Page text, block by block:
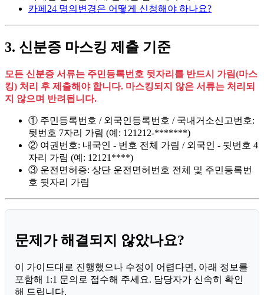
카페24 명의변경은 어떻게 신청해야 하나요?
3. 신분증 마스킹 제출 기준
모든 신분증 서류는 주민등록번호 뒷자리를 반드시 가림(마스
킹) 처리 후 제출해야 합니다. 마스킹되지 않은 서류는 처리되
지 않으며 반려됩니다.
① 주민등록번호 / 외국인등록번호 / 국내거소신고번호:
뒷번호 7자리 가림 (예: 121212-*******)
② 여권번호: 내국인 - 번호 전체 가림 / 외국인 - 뒷번호 4
자리 가림 (예: 12121****)
③ 운전면허증: 상단 운전면허번호 전체 및 주민등록번
호 뒷자리 가림
문제가 해결되지 않았나요?
이 가이드대로 진행했으나 수정이 어렵다면, 아래 정보를
포함해 1:1 문의로 접수해 주세요. 담당자가 신속히 확인
해 드립니다.